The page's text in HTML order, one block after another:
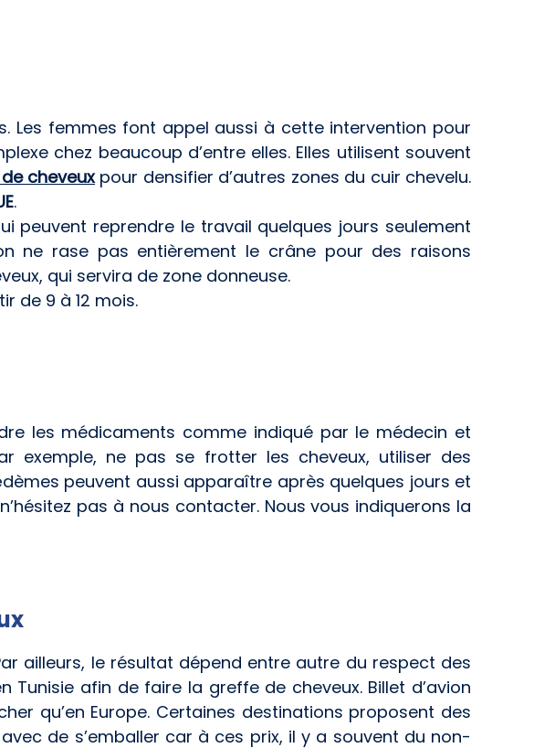
Les femmes font appel aussi à cette intervention pour
chez beaucoup d’entre elles. Elles utilisent souvent
cheveuxpour densifier d’autres zones du cuir chevelu.
.
peuvent reprendre le travail quelques jours seulement
ne rase pas entièrement le crâne pour des raisons
qui servira de zone donneuse.
de 9 à 12 mois.
les médicaments comme indiqué par le médecin et
exemple, ne pas se frotter les cheveux, utiliser des
peuvent aussi apparaître après quelques jours et
pas à nous contacter. Nous vous indiquerons la
ailleurs, le résultat dépend entre autre du respect des
afin de faire la greffe de cheveux. Billet d’avion
qu’en Europe. Certaines destinations proposent des
de s’emballer car à ces prix, il y a souvent du non-